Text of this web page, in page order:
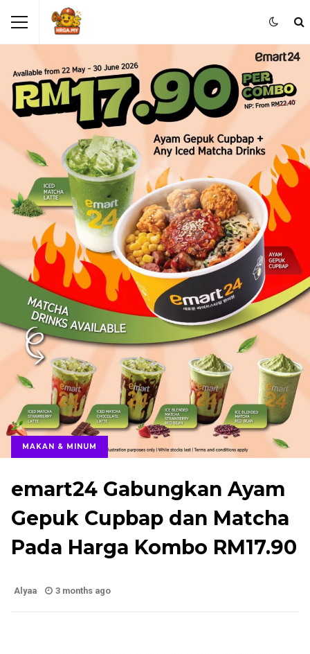
MAKAN & MINUM
emart24 Gabungkan Ayam
Gepuk Cupbap dan Matcha
Pada Harga Kombo RM17.90
Alyaa 3 months ago